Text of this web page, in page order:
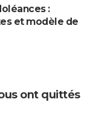
:
et modèle de
ont quittés